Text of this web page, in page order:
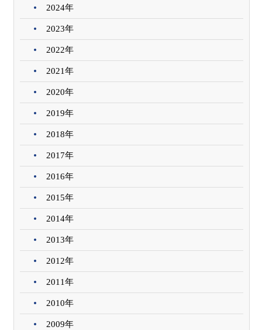
2024年
2023年
2022年
2021年
2020年
2019年
2018年
2017年
2016年
2015年
2014年
2013年
2012年
2011年
2010年
2009年